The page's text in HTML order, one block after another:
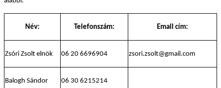
Név: Telefonszám: Email cím:
Zsóri Zsolt elnök 06 20 6696904 zsori.zsolt@gmail.com
Balogh Sándor 06 30 6215214